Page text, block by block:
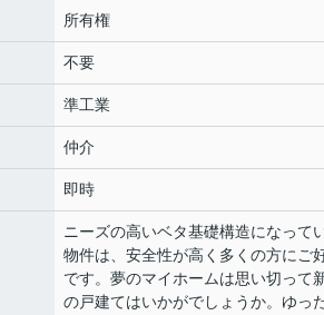
所有権
不要
準工業
仲介
即時
ニーズの高いベタ基礎構造になって
物件は、安全性が高く多くの方にご
です。夢のマイホームは思い切って
の戸建てはいかがでしょうか。ゆっ